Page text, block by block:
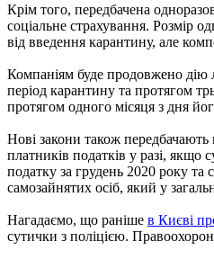
Крім того, передбачена
соціальне страхування. Розмір
від введення карантину, але
Компаніям буде продовжено дію
період карантину та протягом
протягом одного місяця з дня
Нові закони також
платників податків у разі,
податку за грудень 2020 року та
самозайнятих осіб, який у
Нагадаємо, що раніше в Києві
сутички з поліцією.